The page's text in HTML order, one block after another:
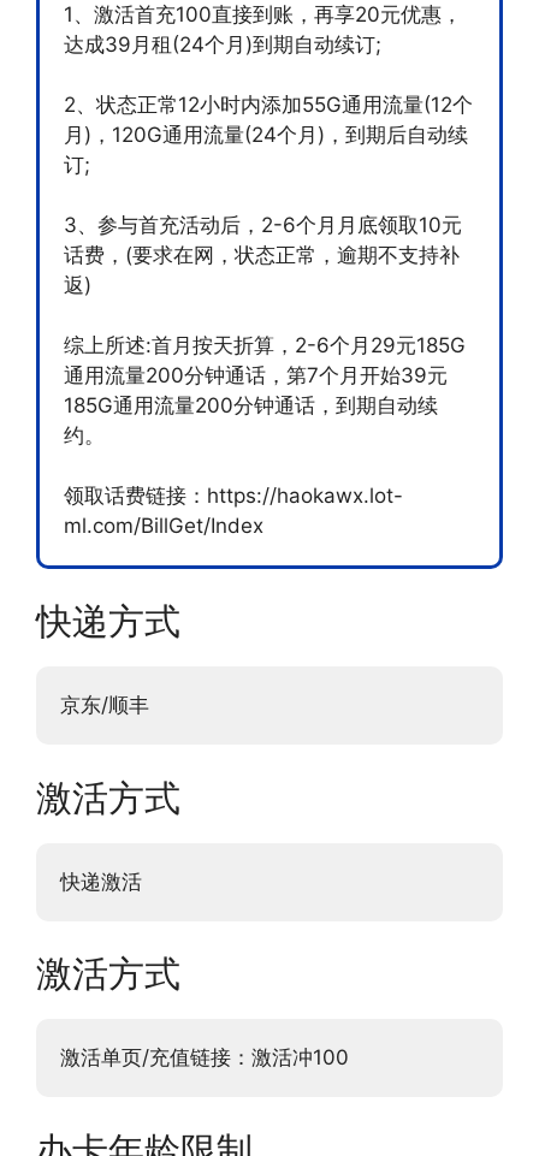
1、激活首充100直接到账，再享20元优惠，
达成39月租(24个月)到期自动续订;
2、状态正常12小时内添加55G通用流量(12个
月)，120G通用流量(24个月)，到期后自动续
订;
3、参与首充活动后，2-6个月月底领取10元
话费，(要求在网，状态正常，逾期不支持补
返)
综上所述:首月按天折算，2-6个月29元185G
通用流量200分钟通话，第7个月开始39元
185G通用流量200分钟通话，到期自动续
约。
领取话费链接：https://haokawx.lot-
ml.com/BillGet/Index
快递方式
京东/顺丰
激活方式
快递激活
激活方式
激活单页/充值链接：激活冲100